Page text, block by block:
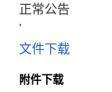
正常公告
'
文件下载
附件下载